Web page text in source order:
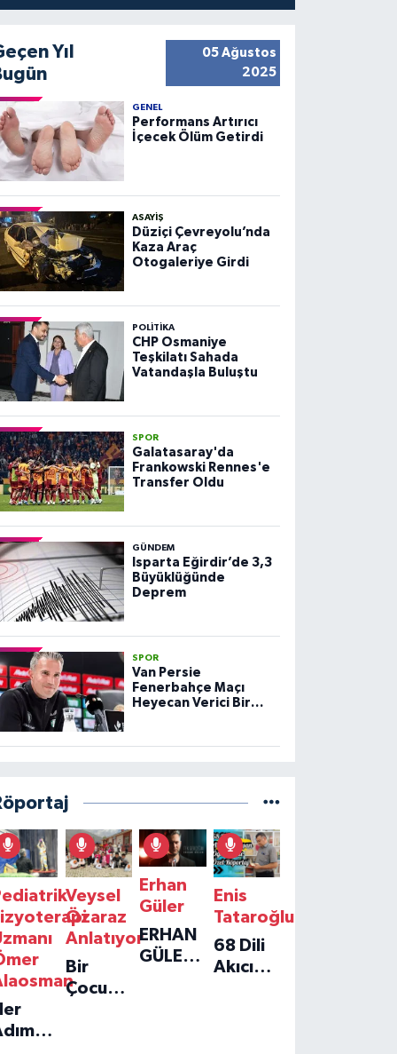
Yıl
05 Ağustos
2025
GENEL
Performans Artırıcı
İçecek Ölüm Getirdi
ASAYIŞ
Düziçi Çevreyolu’nda
Kaza Araç
Otogaleriye Girdi
POLITIKA
CHP Osmaniye
Teşkilatı Sahada
Vatandaşla Buluştu
SPOR
Galatasaray'da
Frankowski Rennes'e
Transfer Oldu
GÜNDEM
Isparta Eğirdir’de 3,3
Büyüklüğünde
Deprem
SPOR
Van Persie
Fenerbahçe Maçı
Heyecan Verici Bir
Veysel
Özaraz
Anlatıyor
Bir
Çocuğun
Erhan
Güler
ERHAN
GÜLER'IN
Enis
Tataroğlu
68 Dili
Akıcı